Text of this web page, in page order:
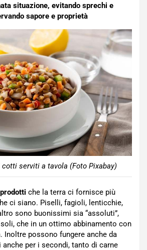
situazione, evitando sprechi e
sapore e proprietà
serviti a tavola (Foto Pixabay)
che la terra ci fornisce più
ci siano. Piselli, fagioli, lenticchie,
sono buonissimi sia “assoluti”,
che in un ottimo abbinamento con
Inoltre possono fungere anche da
per i secondi, tanto di carne